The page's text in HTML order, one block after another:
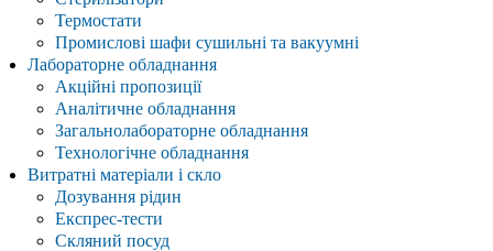
Термостати
Промислові шафи сушильні та вакуумні
Лабораторне обладнання
Акційні пропозиції
Аналітичне обладнання
Загальнолабораторне обладнання
Технологічне обладнання
Витратні матеріали і скло
Дозування рідин
Експрес-тести
Скляний посуд